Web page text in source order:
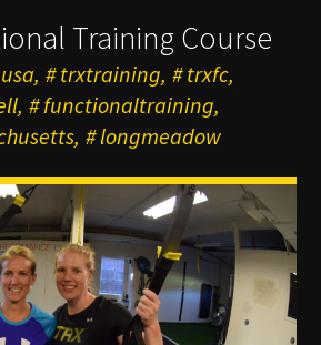
Training Course
usa trxtraining
trxfc
functionaltraining
longmeadow